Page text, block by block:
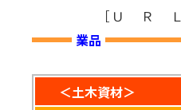
［ ＵＲＬ
業品
＜土木資材＞